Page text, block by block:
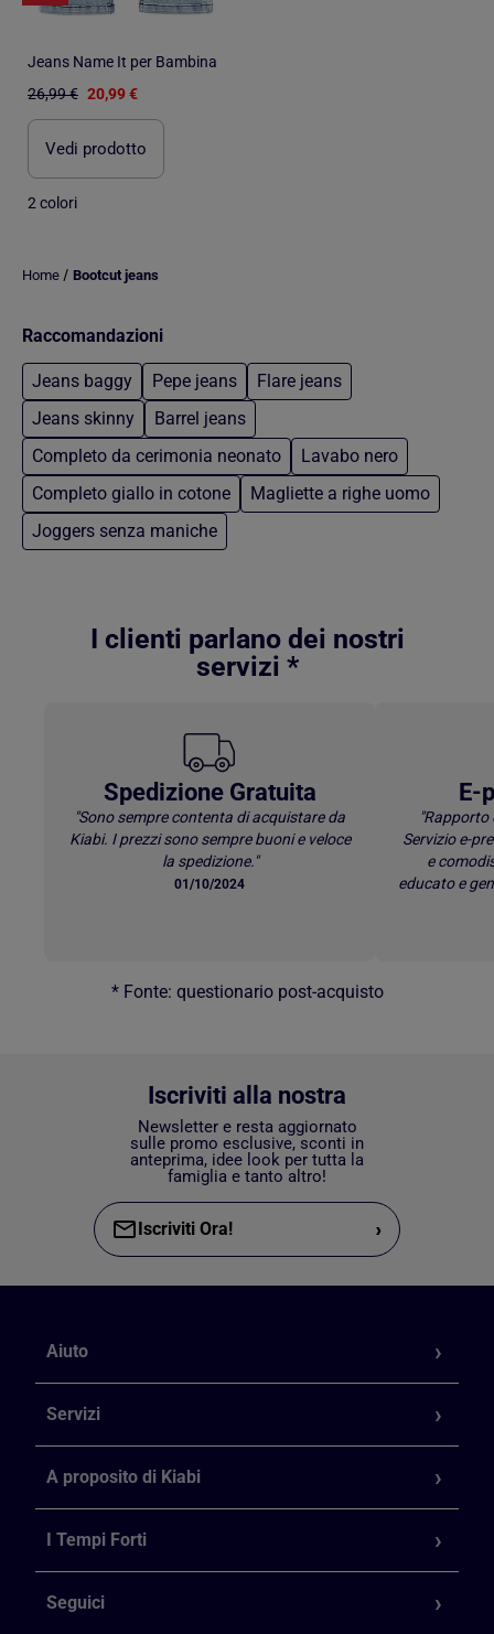
Jeans Name It per Bambina
26,99 € 20,99 €
Vedi prodotto
2 colori
Home / Bootcut jeans
Raccomandazioni
Jeans baggy Pepe jeans
Flare jeans
Jeans skinny
Barrel jeans
Completo da cerimonia neonato
Lavabo nero
Completo giallo in cotone
Magliette a righe uomo
Joggers senza maniche
I clienti parlano dei nostri
servizi *
Spedizione Gratuita
"Sono sempre contenta di acquistare da
Kiabi. I prezzi sono sempre buoni e veloce
la spedizione."
01/10/2024
E-
Servizio e-
e
educato e
* Fonte: questionario post-acquisto
Iscriviti alla nostra
Newsletter e resta aggiornato
sulle promo esclusive, sconti in
anteprima, idee look per tutta la
famiglia e tanto altro!
Iscriviti Ora! ›
Aiuto
Servizi
A proposito di Kiabi
I Tempi Forti
Seguici